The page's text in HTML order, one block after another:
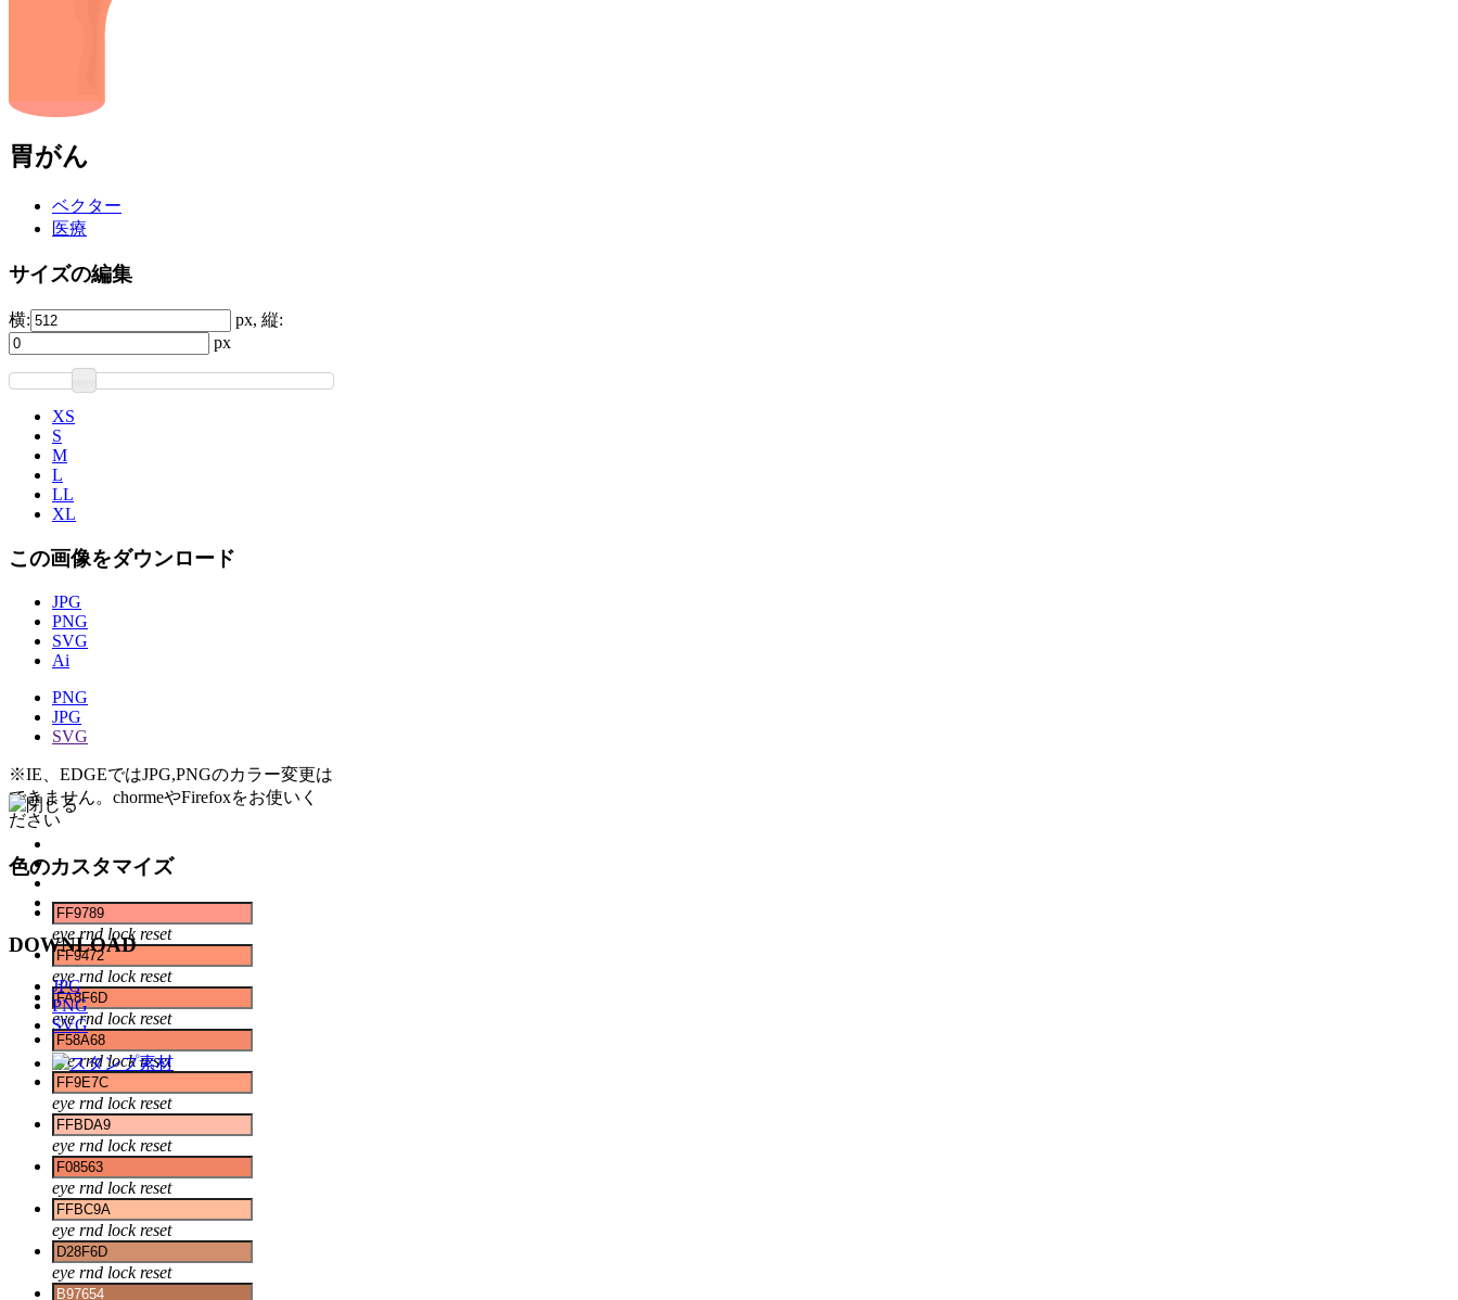
胃がん
ベクター
医療
サイズの編集
横:
px, 縦:
px
XS
S
M
L
LL
XL
この画像をダウンロード
JPG
PNG
SVG
Ai
PNG
JPG
SVG
※IE、EDGEではJPG,PNGのカラー変更は
できません。chormeやFirefoxをお使いく
ださい
色のカスタマイズ
eye rnd lock reset
eye rnd lock reset
eye rnd lock reset
eye rnd lock reset
eye rnd lock reset
eye rnd lock reset
eye rnd lock reset
eye rnd lock reset
eye rnd lock reset
DOWNLOAD
JPG
PNG
SVG